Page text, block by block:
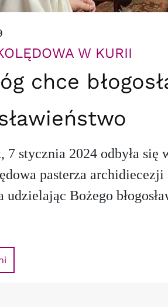
W KURII
chce
7 stycznia 2024 odbyła
pasterza archidiecezji
udzielając Bożego